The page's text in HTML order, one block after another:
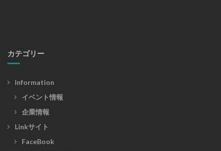
カテゴリー
Information
イベント情報
企業情報
Linkサイト
FaceBook